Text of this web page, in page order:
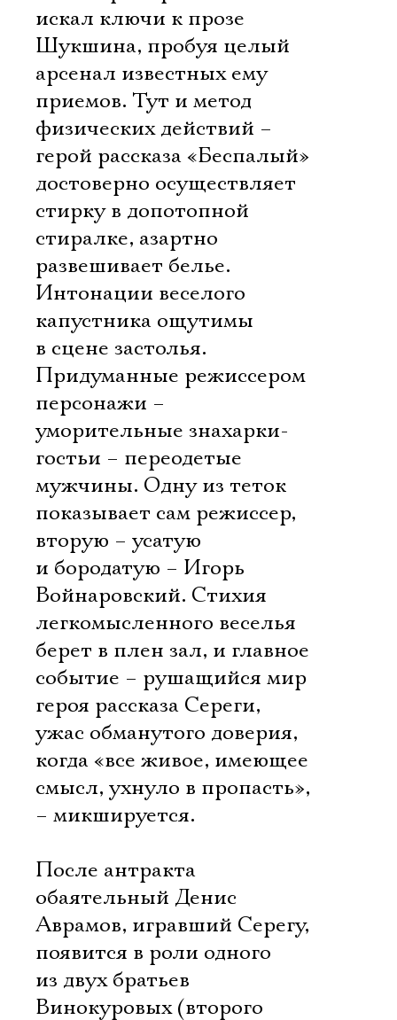
искал ключи к прозе
Шукшина, пробуя целый
арсенал известных ему
приемов. Тут и метод
физических действий –
герой рассказа «Беспалый»
достоверно осуществляет
стирку в допотопной
стиралке, азартно
развешивает белье.
Интонации веселого
капустника ощутимы
в сцене застолья.
Придуманные режиссером
персонажи –
уморительные знахарки-
гостьи – переодетые
мужчины. Одну из теток
показывает сам режиссер,
вторую – усатую
и бородатую – Игорь
Войнаровский. Стихия
легкомысленного веселья
берет в плен зал, и главное
событие – рушащийся мир
героя рассказа Сереги,
ужас обманутого доверия,
когда «все живое, имеющее
смысл, ухнуло в пропасть»,
– микшируется.
После антракта
обаятельный Денис
Аврамов, игравший Серегу,
появится в роли одного
из двух братьев
Винокуровых (второго